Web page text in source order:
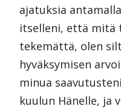
ajatuksia
itselleni, että mitä
tekemättä, olen
hyväksymisen
minua
kuulun Hänelle, ja